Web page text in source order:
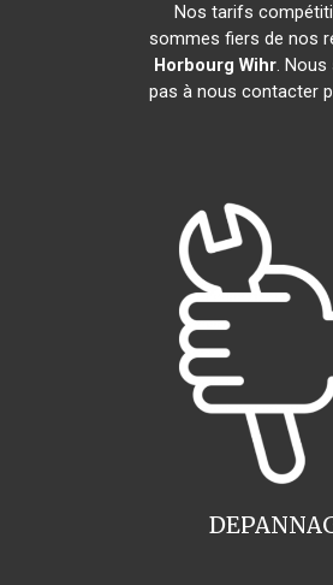
Nos tarifs
sommes fiers de nos
Horbourg Wihr. Nous
pas à nous contacter